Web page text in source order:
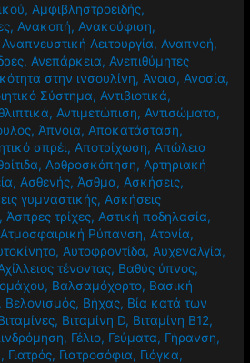
, Αμφιβληστροειδής,
, Ανακοπή, Ανακούφιση,
Αναπνευστική Λειτουργία, Αναπνοή,
, Ανεπάρκεια, Ανεπιθύμητες
στην ινσουλίνη, Άνοια, Ανοσία,
Σύστημα, Αντιβιοτικά,
, Αντιμετώπιση, Αντισώματα,
, Άπνοια, Αποκατάσταση,
σπρέι, Αποτρίχωση, Απώλεια
, Αρθροσκόπηση, Αρτηριακή
, Ασθενής, Άσθμα, Ασκήσεις,
γυμναστικής, Ασκήσεις
, Άσπρες τρίχες, Αστική ποδηλασία,
Ατμοσφαιρική Ρύπανση, Ατονία,
, Αυτοφροντίδα, Αυχεναλγία,
τένοντας, Βαθύς ύπνος,
, Βαλσαμόχορτο, Βασική
, Βελονισμός, Βήχας, Βία κατά των
, Βιταμίνη D, Βιταμίνη Β12,
, Γέλιο, Γεύματα, Γήρανση,
, Γιατρός, Γιατροσόφια, Γιόγκα,